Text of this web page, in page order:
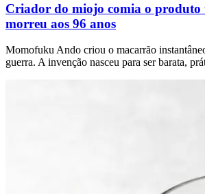
Criador do miojo comia o produto
morreu aos 96 anos
Momofuku Ando criou o macarrão
guerra. A invenção nasceu para ser barata,